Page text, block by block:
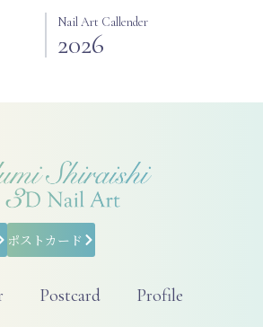
Nail Art Callender
2026
ポストカード
Postcard
Profile